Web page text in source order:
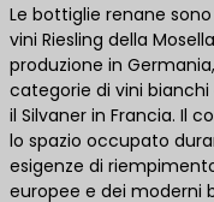
Le bottiglie renane
vini Riesling della
produzione in
categorie di vini bianchi
il Silvaner in Francia. Il
lo spazio occupato
esigenze di
europee e dei moderni